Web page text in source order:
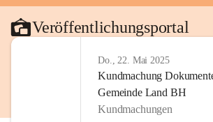
Veröffentlichungsportal
Do., 22. Mai 2025
Kundmachung
Gemeinde Land BH
Kundmachungen